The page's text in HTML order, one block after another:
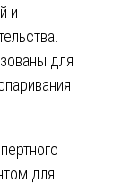
и
для
для